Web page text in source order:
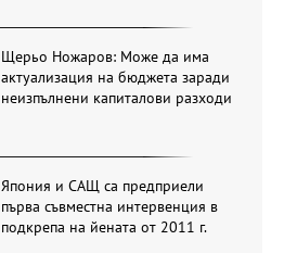
Щерьо Ножаров: Може да има
актуализация на бюджета заради
неизпълнени капиталови разходи
Япония и САЩ са предприели
първа съвместна интервенция в
подкрепа на йената от 2011 г.